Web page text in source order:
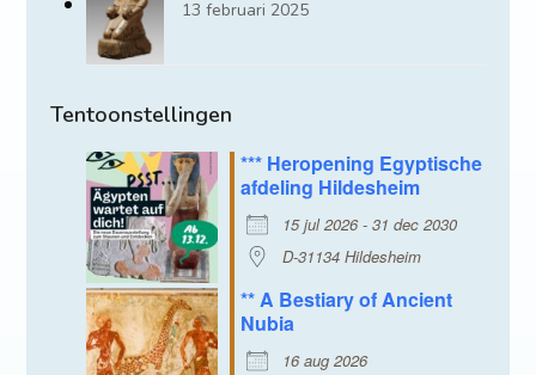
13 februari 2025
Tentoonstellingen
*** Heropening Egyptische
afdeling Hildesheim
15 jul 2026 - 31 dec 2030
D-31134 Hildesheim
** A Bestiary of Ancient
Nubia
16 aug 2026